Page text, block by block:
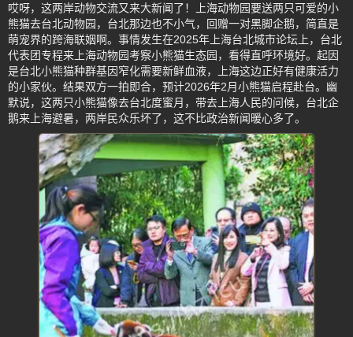
哎呀，这两岸动物交流又来大新闻了！上海动物园要送两只可爱的小
熊猫去台北动物园，台北那边也不小气，回赠一对黑脚企鹅，简直是
萌宠界的跨海联姻啊。事情发生在2025年上海台北城市论坛上，台北
代表团专程来上海动物园考察小熊猫生态园，看得直呼环境好。起因
是台北小熊猫种群基因窄化需要新鲜血液，上海这边正好有健康活力
的小家伙。结果双方一拍即合，预计2026年2月小熊猫启程赴台。幽
默说，这两只小熊猫像去台北度蜜月，带去上海人民的问候，台北企
鹅来上海避暑，两岸民众乐坏了，这不比政治新闻暖心多了。